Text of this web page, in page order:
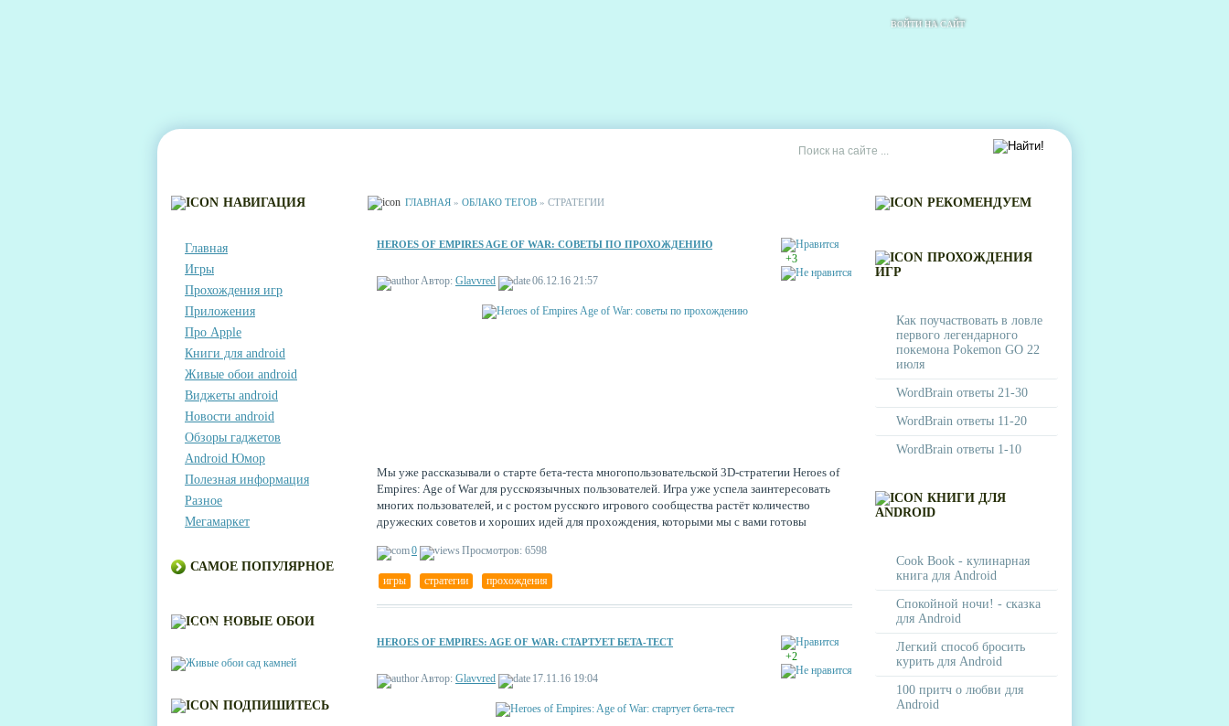
ВОЙТИ НА САЙТ
НАВИГАЦИЯ
Главная
Игры
Прохождения игр
Приложения
Про Apple
Книги для android
Живые обои android
Виджеты android
Новости android
Обзоры гаджетов
Android Юмор
Полезная информация
Разное
Мегамаркет
САМОЕ ПОПУЛЯРНОЕ
НОВЫЕ ОБОИ
КАМНЕЙ
ПОДПИШИТЕСЬ
ГЛАВНАЯ » ОБЛАКО ТЕГОВ » СТРАТЕГИИ
+3
HEROES OF EMPIRES AGE OF WAR: СОВЕТЫ ПО ПРОХОЖДЕНИЮ
Автор: Glavvred 06.12.16 21:57
Мы уже рассказывали о старте бета-теста многопользовательской 3D-стратегии Heroes of
Empires: Age of War для русскоязычных пользователей. Игра уже успела заинтересовать
многих пользователей, и с ростом русского игрового сообщества растёт количество
дружеских советов и хороших идей для прохождения, которыми мы с вами готовы
0 Просмотров: 6598
игры стратегии прохождения
+2
HEROES OF EMPIRES: AGE OF WAR: СТАРТУЕТ БЕТА-ТЕСТ
Автор: Glavvred 17.11.16 19:04
РЕКОМЕНДУЕМ
ПРОХОЖДЕНИЯ
ИГР
Как поучаствовать в ловле
первого легендарного
покемона Pokemon GO 22
июля
WordBrain ответы 21-30
WordBrain ответы 11-20
WordBrain ответы 1-10
КНИГИ ДЛЯ
ANDROID
Cook Book - кулинарная
книга для Android
Спокойной ночи! - сказка
для Android
Легкий способ бросить
курить для Android
100 притч о любви для
Android